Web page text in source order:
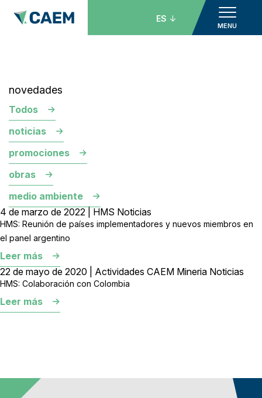
MENU
ES
novedades
Todos
noticias
promociones
obras
medio ambiente
4 de marzo de 2022 | HMS Noticias
HMS: Reunión de países implementadores y nuevos miembros en
el panel argentino
Leer más
22 de mayo de 2020 | Actividades CAEM Mineria Noticias
HMS: Colaboración con Colombia
Leer más